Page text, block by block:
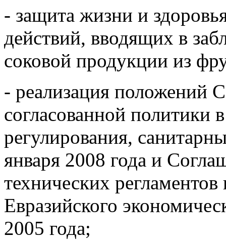
- защита жизни и
действий, вводящих в
соковой продукции из
- реализация положений
согласованной политики
регулирования,
января 2008 года и
технических регламентов
Евразийского
2005 года;